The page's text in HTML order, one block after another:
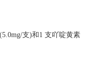
支)和1 支吖啶黄素